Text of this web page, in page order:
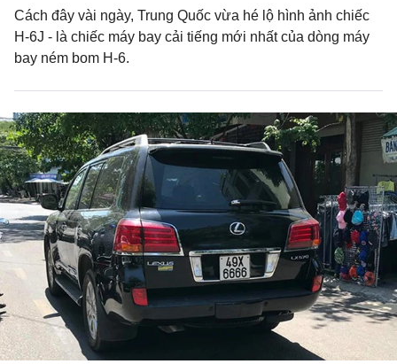
Cách đây vài ngày, Trung Quốc vừa hé lộ hình ảnh chiếc
H-6J - là chiếc máy bay cải tiếng mới nhất của dòng máy
bay ném bom H-6.